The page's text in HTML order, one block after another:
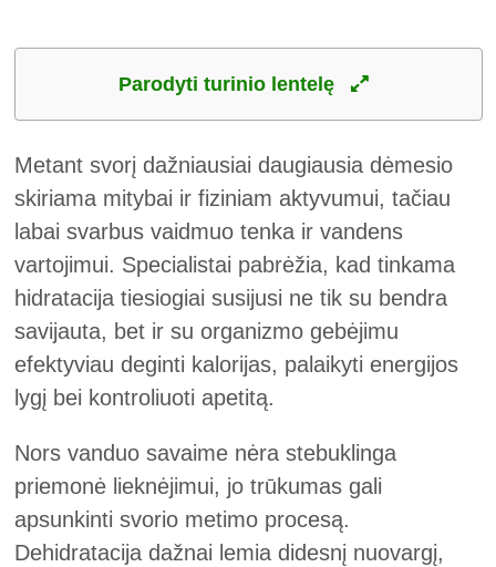
Parodyti turinio lentelę
Metant svorį dažniausiai daugiausia dėmesio
skiriama mitybai ir fiziniam aktyvumui, tačiau
labai svarbus vaidmuo tenka ir vandens
vartojimui. Specialistai pabrėžia, kad tinkama
hidratacija tiesiogiai susijusi ne tik su bendra
savijauta, bet ir su organizmo gebėjimu
efektyviau deginti kalorijas, palaikyti energijos
lygį bei kontroliuoti apetitą.
Nors vanduo savaime nėra stebuklinga
priemonė lieknėjimui, jo trūkumas gali
apsunkinti svorio metimo procesą.
Dehidratacija dažnai lemia didesnį nuovargį,